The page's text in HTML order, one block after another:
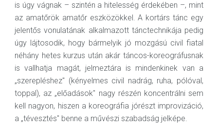
is úgy vágnak – szintén a hitelesség érdekében –, mint
az amatőrök amatőr eszközökkel. A kortárs tánc egy
jelentős vonulatának alkalmazott tánctechnikája pedig
úgy lájtosodik, hogy bármelyik jó mozgású civil fiatal
néhány hetes kurzus után akár táncos-koreográfusnak
is vallhatja magát, jelmeztára is mindenkinek van a
„szerepléshez" (kényelmes civil nadrág, ruha, pólóval,
toppal), az „előadások" nagy részén koncentrálni sem
kell nagyon, hiszen a koreográfia jórészt improvizáció,
a „tévesztés" benne a művészi szabadság jelképe.